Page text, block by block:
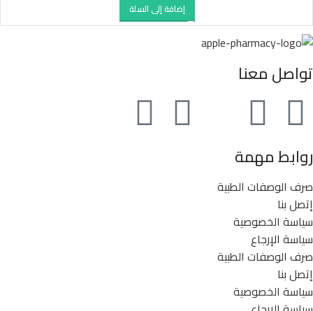
إضافة إلى السلة
تواصل معنا
روابط مهمة
صرف الوصفات الطبية
إتصل بنا
سياسة الخصوصية
سياسة الإرجاع
صرف الوصفات الطبية
إتصل بنا
سياسة الخصوصية